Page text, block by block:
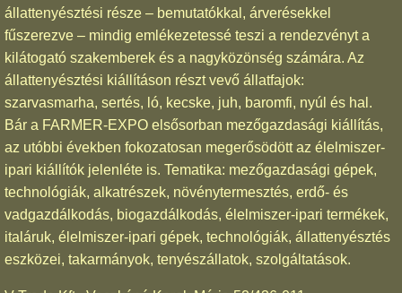
állattenyésztési része – bemutatókkal, árverésekkel
fűszerezve – mindig emlékezetessé teszi a rendezvényt a
kilátogató szakemberek és a nagyközönség számára. Az
állattenyésztési kiállításon részt vevő állatfajok:
szarvasmarha, sertés, ló, kecske, juh, baromfi, nyúl és hal.
Bár a FARMER-EXPO elsősorban mezőgazdasági kiállítás,
az utóbbi években fokozatosan megerősödött az élelmiszer-
ipari kiállítók jelenléte is. Tematika: mezőgazdasági gépek,
technológiák, alkatrészek, növénytermesztés, erdő- és
vadgazdálkodás, biogazdálkodás, élelmiszer-ipari termékek,
italáruk, élelmiszer-ipari gépek, technológiák, állattenyésztés
eszközei, takarmányok, tenyészállatok, szolgáltatások.